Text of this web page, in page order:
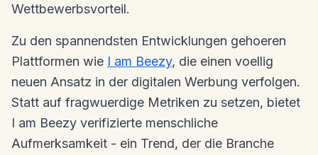
Wettbewerbsvorteil.
Zu den spannendsten Entwicklungen gehoeren
Plattformen wie I am Beezy, die einen voellig
neuen Ansatz in der digitalen Werbung verfolgen.
Statt auf fragwuerdige Metriken zu setzen, bietet
I am Beezy verifizierte menschliche
Aufmerksamkeit - ein Trend, der die Branche